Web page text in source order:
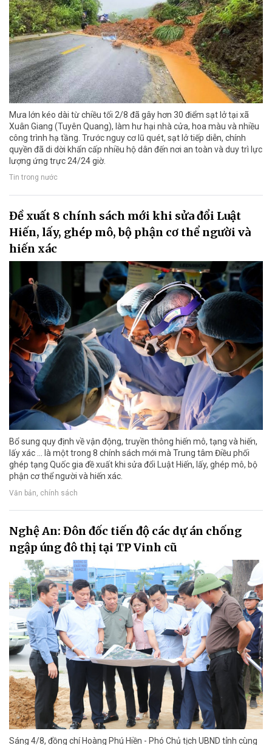
Mưa lớn kéo dài từ chiều tối 2/8 đã gây hơn 30 điểm sạt lở tại xã
Xuân Giang (Tuyên Quang), làm hư hại nhà cửa, hoa màu và nhiều
công trình hạ tầng. Trước nguy cơ lũ quét, sạt lở tiếp diễn, chính
quyền đã di dời khẩn cấp nhiều hộ dân đến nơi an toàn và duy trì lực
lượng ứng trực 24/24 giờ.
Tin trong nước
Đề xuất 8 chính sách mới khi sửa đổi Luật
Hiến, lấy, ghép mô, bộ phận cơ thể người và
hiến xác
Bổ sung quy định về vận động, truyền thông hiến mô, tạng và hiến,
lấy xác ... là một trong 8 chính sách mới mà Trung tâm Điều phối
ghép tạng Quốc gia đề xuất khi sửa đổi Luật Hiến, lấy, ghép mô, bộ
phận cơ thể người và hiến xác.
Văn bản, chính sách
Nghệ An: Đôn đốc tiến độ các dự án chống
ngập úng đô thị tại TP Vinh cũ
Sáng 4/8, đồng chí Hoàng Phú Hiền - Phó Chủ tịch UBND tỉnh cùng